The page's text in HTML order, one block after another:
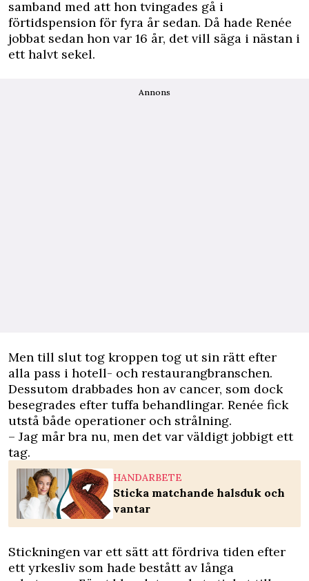
samband med att hon tvingades gå i
förtidspension för fyra år sedan. Då hade Renée
jobbat sedan hon var 16 år, det vill säga i nästan i
ett halvt sekel.
Annons
Men till slut tog kroppen tog ut sin rätt efter
alla pass i hotell- och restaurangbranschen.
Dessutom drabbades hon av cancer, som dock
besegrades efter tuffa behandlingar. Renée fick
utstå både operationer och strålning.
– Jag mår bra nu, men det var väldigt jobbigt ett
tag.
HANDARBETE
Sticka matchande halsduk och
vantar
Stickningen var ett sätt att fördriva tiden efter
ett yrkesliv som hade bestått av långa